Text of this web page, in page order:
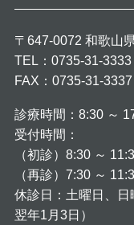
〒647-0072 和歌山
TEL：0735-31-3333
FAX：0735-31-3337
診療時間：8:30 ～
受付時間：
（初診）8:30 ～
（再診）7:30 ～
休診日：土曜日、
翌年1月3日）